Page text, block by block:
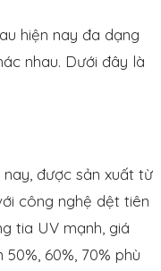
hiện nay đa dạng
nhau. Dưới đây là
được sản xuất từ
công nghệ dệt tiên
tia UV mạnh, giá
60%, 70% phù